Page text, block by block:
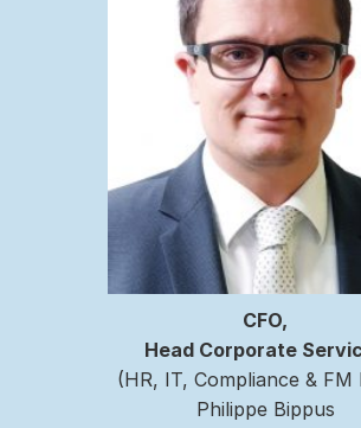
CFO,
Head Corporate
(HR, IT, Compliance & FM
Philippe Bippus